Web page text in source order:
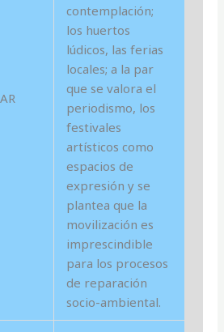
contemplación;
los huertos
lúdicos, las ferias
locales; a la par
que se valora el
periodismo, los
festivales
artísticos como
espacios de
expresión y se
plantea que la
movilización es
imprescindible
para los procesos
de reparación
socio-ambiental.